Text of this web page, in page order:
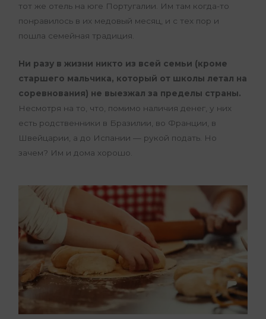
тот же отель на юге Португалии. Им там когда-то
понравилось в их медовый месяц, и с тех пор и
пошла семейная традиция.
Ни разу в жизни никто из всей семьи (кроме
старшего мальчика, который от школы летал на
соревнования) не выезжал за пределы страны.
Несмотря на то, что, помимо наличия денег, у них
есть родственники в Бразилии, во Франции, в
Швейцарии, а до Испании — рукой подать. Но
зачем? Им и дома хорошо.